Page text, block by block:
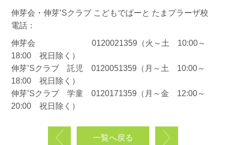
伸芽会・伸芽’Sクラブ こどもでぱーと たまプラーザ校
電話：
伸芽会 0120021359（火～土 10:00～
18:00 祝日除く）
伸芽’Sクラブ 託児 0120051359（月～土 10:00～
18:00 祝日除く）
伸芽’Sクラブ 学童 0120171359（月～金 12:00～
20:00 祝日除く）
一覧へ戻る